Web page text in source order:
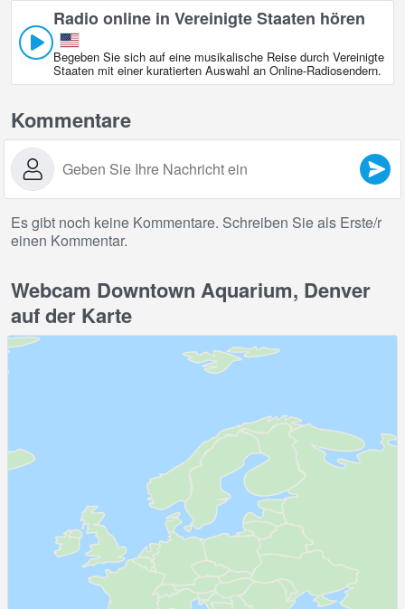
Radio online in Vereinigte Staaten hören
Begeben Sie sich auf eine musikalische Reise durch Vereinigte
Staaten mit einer kuratierten Auswahl an Online‑Radiosendern.
Kommentare
Es gibt noch keine Kommentare. Schreiben Sie als Erste/r
einen Kommentar.
Webcam Downtown Aquarium, Denver
auf der Karte